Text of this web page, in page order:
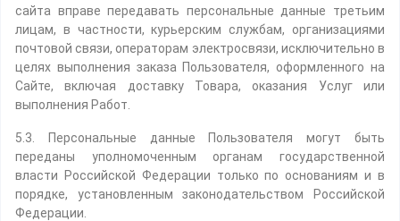
сайта вправе передавать персональные данные третьим
лицам, в частности, курьерским службам, организациями
почтовой связи, операторам электросвязи, исключительно в
целях выполнения заказа Пользователя, оформленного на
Сайте, включая доставку Товара, оказания Услуг или
выполнения Работ.
5.3. Персональные данные Пользователя могут быть
переданы уполномоченным органам государственной
власти Российской Федерации только по основаниям и в
порядке, установленным законодательством Российской
Федерации.